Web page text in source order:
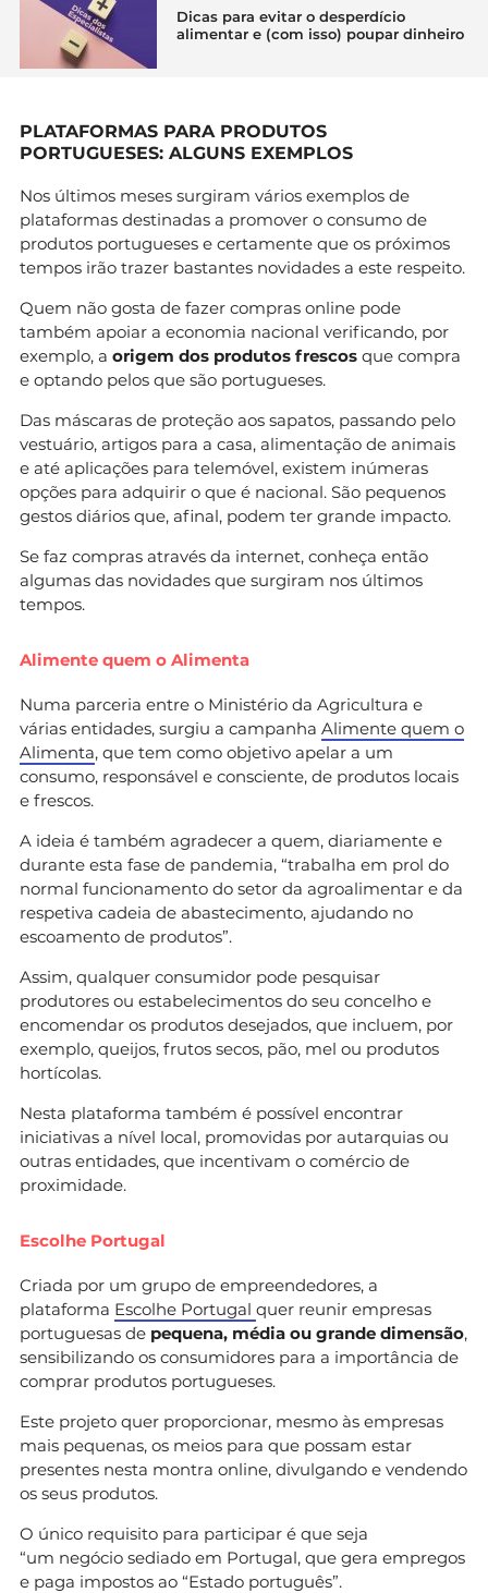
Dicas para evitar o desperdício
alimentar e (com isso) poupar dinheiro
PLATAFORMAS PARA PRODUTOS
PORTUGUESES: ALGUNS EXEMPLOS
Nos últimos meses surgiram vários exemplos de
plataformas destinadas a promover o consumo de
produtos portugueses e certamente que os próximos
tempos irão trazer bastantes novidades a este respeito.
Quem não gosta de fazer compras online pode
também apoiar a economia nacional verificando, por
exemplo, a origem dos produtos frescos que compra
e optando pelos que são portugueses.
Das máscaras de proteção aos sapatos, passando pelo
vestuário, artigos para a casa, alimentação de animais
e até aplicações para telemóvel, existem inúmeras
opções para adquirir o que é nacional. São pequenos
gestos diários que, afinal, podem ter grande impacto.
Se faz compras através da internet, conheça então
algumas das novidades que surgiram nos últimos
tempos.
Alimente quem o Alimenta
Numa parceria entre o Ministério da Agricultura e
várias entidades, surgiu a campanha Alimente quem o
Alimenta, que tem como objetivo apelar a um
consumo, responsável e consciente, de produtos locais
e frescos.
A ideia é também agradecer a quem, diariamente e
durante esta fase de pandemia, “trabalha em prol do
normal funcionamento do setor da agroalimentar e da
respetiva cadeia de abastecimento, ajudando no
escoamento de produtos”.
Assim, qualquer consumidor pode pesquisar
produtores ou estabelecimentos do seu concelho e
encomendar os produtos desejados, que incluem, por
exemplo, queijos, frutos secos, pão, mel ou produtos
hortícolas.
Nesta plataforma também é possível encontrar
iniciativas a nível local, promovidas por autarquias ou
outras entidades, que incentivam o comércio de
proximidade.
Escolhe Portugal
Criada por um grupo de empreendedores, a
plataforma Escolhe Portugal quer reunir empresas
portuguesas de pequena, média ou grande dimensão,
sensibilizando os consumidores para a importância de
comprar produtos portugueses.
Este projeto quer proporcionar, mesmo às empresas
mais pequenas, os meios para que possam estar
presentes nesta montra online, divulgando e vendendo
os seus produtos.
O único requisito para participar é que seja
“um negócio sediado em Portugal, que gera empregos
e paga impostos ao “Estado português”.